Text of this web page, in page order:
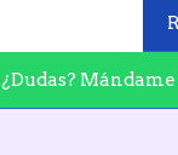
¿Dudas?